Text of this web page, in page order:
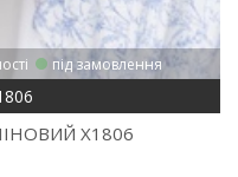
під замовлення
Х1806